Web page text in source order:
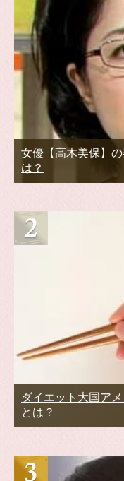
女優【高木美保】
は？
ダイエット大国ア
とは？